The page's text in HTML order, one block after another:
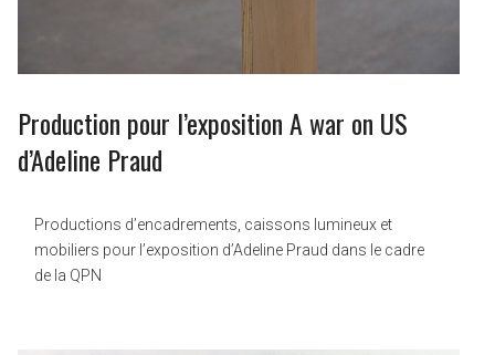
Production pour l’exposition A war on US
d’Adeline Praud
Productions d’encadrements, caissons lumineux et
mobiliers pour l’exposition d’Adeline Praud dans le cadre
de la QPN